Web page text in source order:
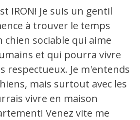
IRON! Je suis un gentil
à trouver le temps
chien sociable qui aime
et qui pourra vivre
respectueux. Je m'entends
mais surtout avec les
vivre en maison
Venez vite me